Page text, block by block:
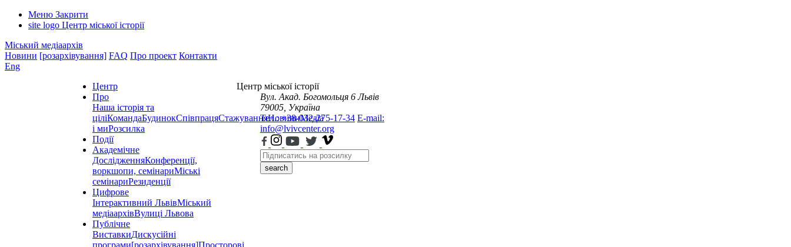
Меню Закрити
site logo Центр міської історії
Міський медіаархів
Новини [розархівування] FAQ Про проект Контакти
Eng
Центр
Про
Наша історія та
ціліКомандаБудинокСпівпрацяСтажуванняНовиниМедіа
і миРозсилка
Події
Академічне
ДослідженняКонференції,
воркшопи, семінариМіські
семінариРезиденції
Цифрове
Інтерактивний ЛьвівМіський
медіаархівВулиці Львова
Публічне
ВиставкиДискусійні
програми[розархівування]Просторові
Центр міської історії
Вул. Акад. Богомольця 6 Львів
79005, Україна
Тел.: +38-032-275-17-34 E-mail:
info@lvivcenter.org
search